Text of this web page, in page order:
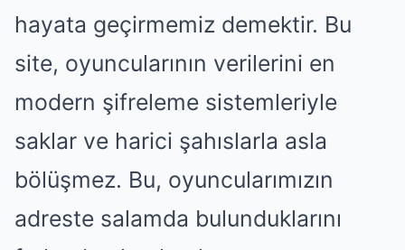
hayata geçirmemiz demektir. Bu
site, oyuncularının verilerini en
modern şifreleme sistemleriyle
saklar ve harici şahıslarla asla
bölüşmez. Bu, oyuncularımızın
adreste salamda bulunduklarını